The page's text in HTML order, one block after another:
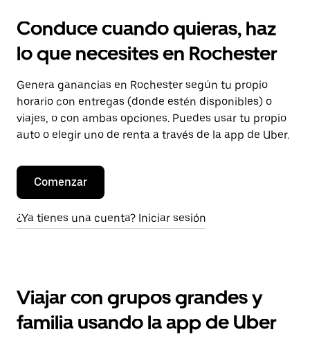
Conduce cuando quieras, haz
lo que necesites en Rochester
Genera ganancias en Rochester según tu propio
horario con entregas (donde estén disponibles) o
viajes, o con ambas opciones. Puedes usar tu propio
auto o elegir uno de renta a través de la app de Uber.
Comenzar
¿Ya tienes una cuenta? Iniciar sesión
Viajar con grupos grandes y
familia usando la app de Uber